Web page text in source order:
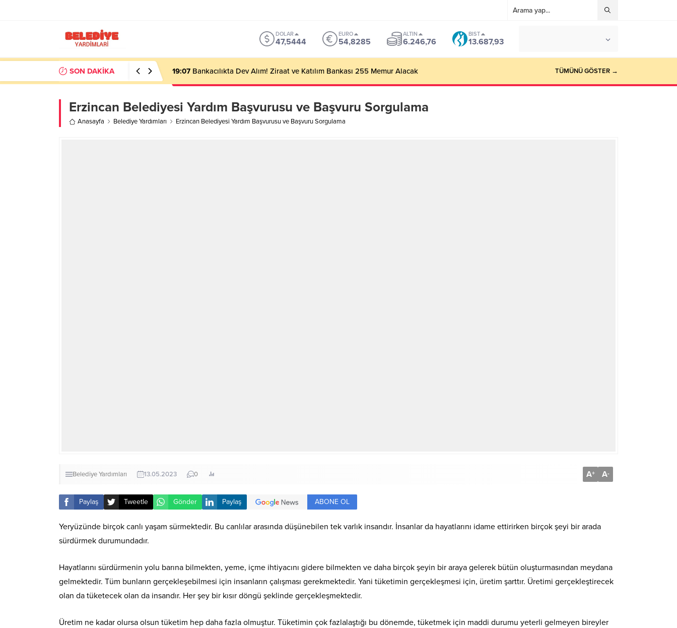
DOLAR
47,5444
EURO
54,8285
ALTIN
6.246,76
BIST
13.687,93
SON DAKİKA 19:07 Bankacılıkta Dev Alım! Ziraat ve Katılım Bankası 255 Memur Alacak TÜMÜNÜ GÖSTER →
Erzincan Belediyesi Yardım Başvurusu ve Başvuru Sorgulama
Anasayfa Belediye Yardımları Erzincan Belediyesi Yardım Başvurusu ve Başvuru Sorgulama
Belediye Yardımları 13.05.2023 0 A+ A-
Paylaş Tweetle Gönder Paylaş ABONE OL
Yeryüzünde birçok canlı yaşam sürmektedir. Bu canlılar arasında düşünebilen tek varlık insandır. İnsanlar da hayatlarını idame ettirirken birçok şeyi bir arada
sürdürmek durumundadır.
Hayatlarını sürdürmenin yolu barına bilmekten, yeme, içme ihtiyacını gidere bilmekten ve daha birçok şeyin bir araya gelerek bütün oluşturmasından meydana
gelmektedir. Tüm bunların gerçekleşebilmesi için insanların çalışması gerekmektedir. Yani tüketimin gerçekleşmesi için, üretim şarttır. Üretimi gerçekleştirecek
olan da tüketecek olan da insandır. Her şey bir kısır döngü şeklinde gerçekleşmektedir.
Üretim ne kadar olursa olsun tüketim hep daha fazla olmuştur. Tüketimin çok fazlalaştığı bu dönemde, tüketmek için maddi durumu yeterli gelmeyen bireyler